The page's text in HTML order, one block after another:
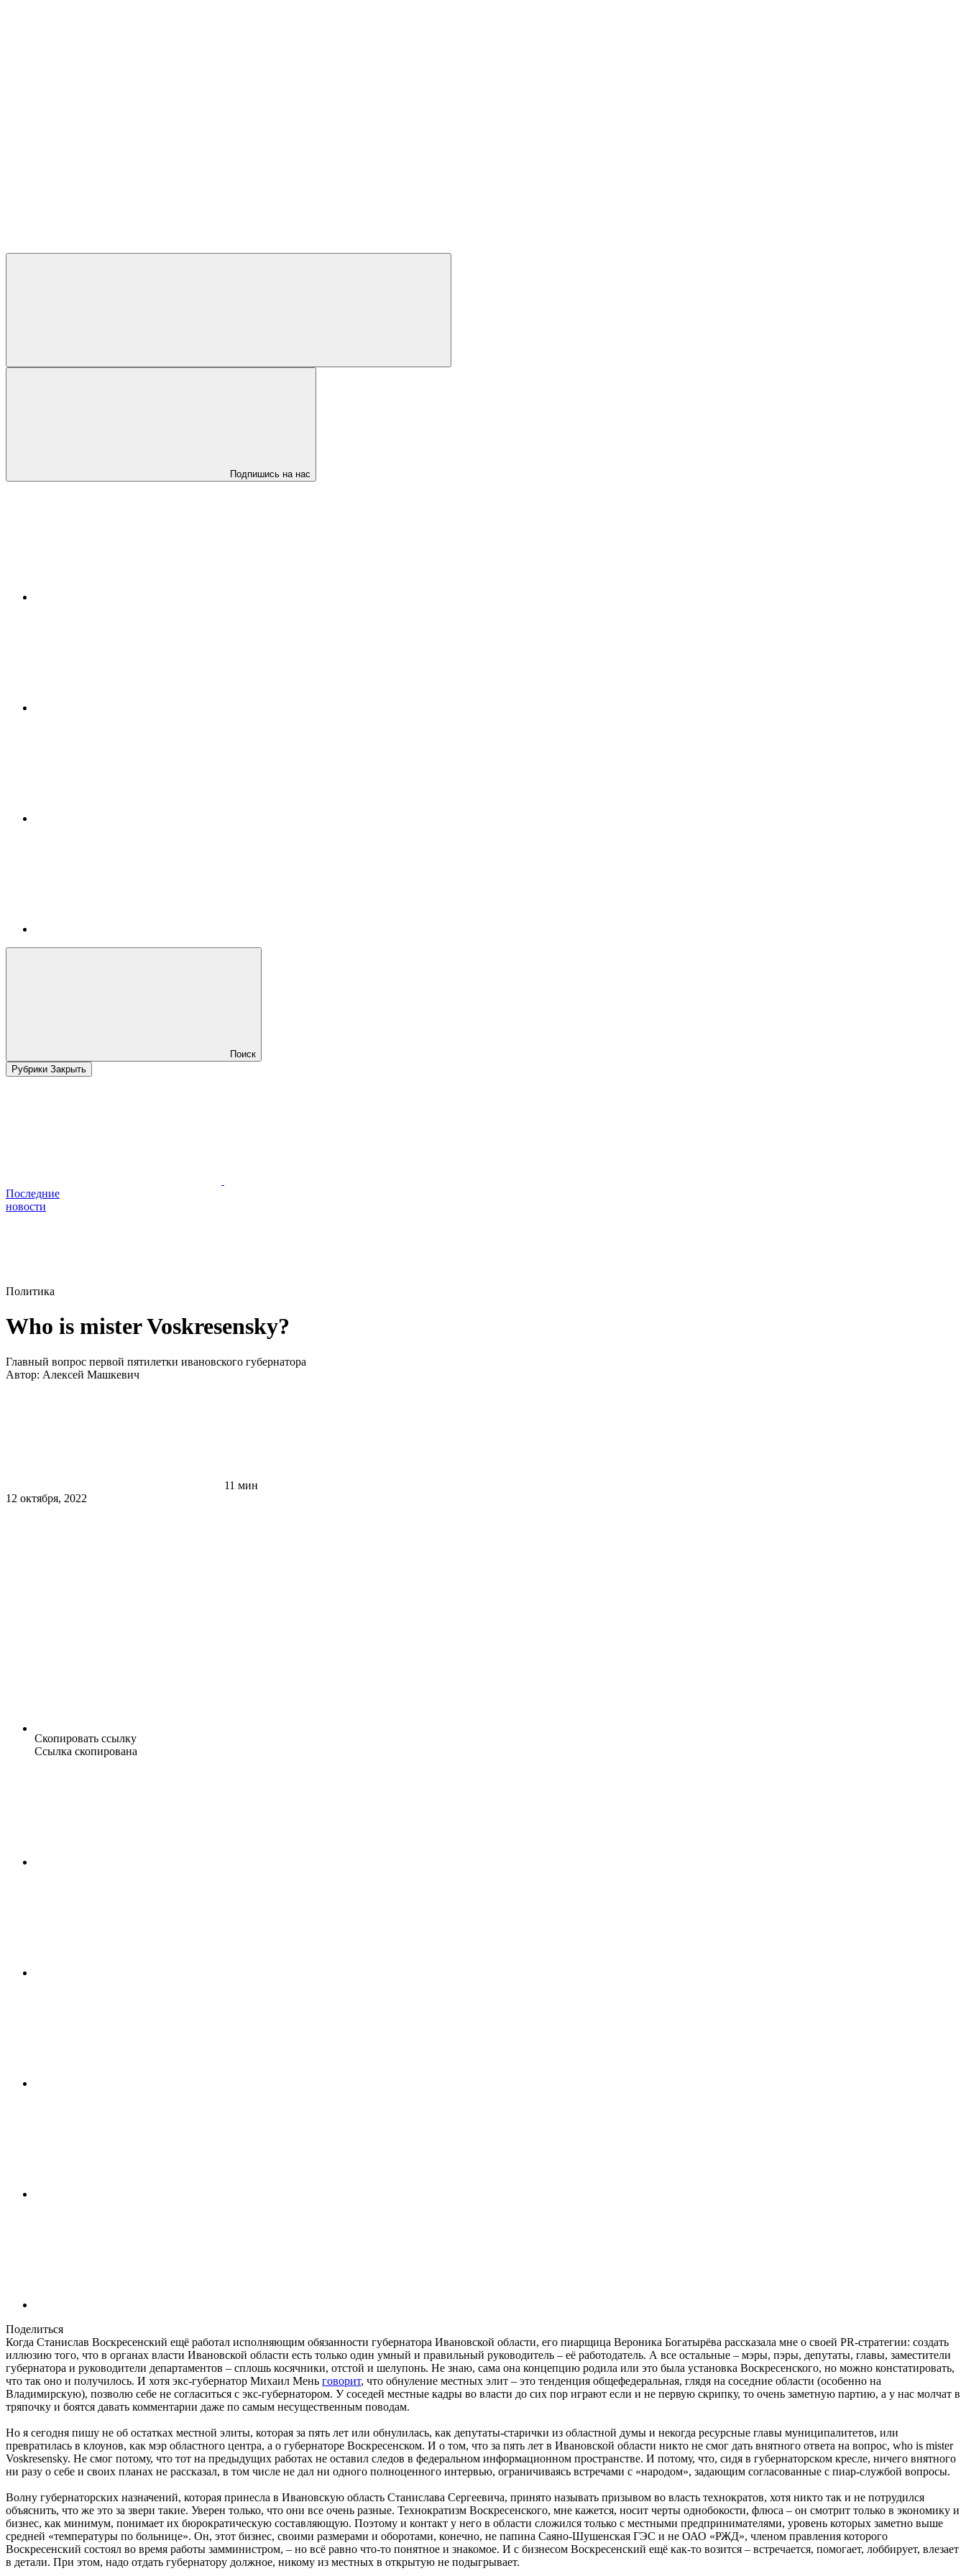
Подпишись на нас
Поиск
Рубрики Закрыть
Последние
новости
Политика
Who is mister Voskresensky?
Главный вопрос первой пятилетки ивановского губернатора
Автор: Алексей Машкевич
11 мин
12 октября, 2022
Скопировать ссылку
Ссылка скопирована
Поделиться
Когда Станислав Воскресенский ещё работал исполняющим обязанности губернатора Ивановской области, его пиарщица Вероника Богатырёва рассказала мне о своей PR-стратегии: создать
иллюзию того, что в органах власти Ивановской области есть только один умный и правильный руководитель – её работодатель. А все остальные – мэры, пэры, депутаты, главы, заместители
губернатора и руководители департаментов – сплошь косячники, отстой и шелупонь. Не знаю, сама она концепцию родила или это была установка Воскресенского, но можно констатировать,
что так оно и получилось. И хотя экс-губернатор Михаил Мень говорит, что обнуление местных элит – это тенденция общефедеральная, глядя на соседние области (особенно на
Владимирскую), позволю себе не согласиться с экс-губернатором. У соседей местные кадры во власти до сих пор играют если и не первую скрипку, то очень заметную партию, а у нас молчат в
тряпочку и боятся давать комментарии даже по самым несущественным поводам.
Но я сегодня пишу не об остатках местной элиты, которая за пять лет или обнулилась, как депутаты-старички из областной думы и некогда ресурсные главы муниципалитетов, или
превратилась в клоунов, как мэр областного центра, а о губернаторе Воскресенском. И о том, что за пять лет в Ивановской области никто не смог дать внятного ответа на вопрос, who is mister
Voskresensky. Не смог потому, что тот на предыдущих работах не оставил следов в федеральном информационном пространстве. И потому, что, сидя в губернаторском кресле, ничего внятного
ни разу о себе и своих планах не рассказал, в том числе не дал ни одного полноценного интервью, ограничиваясь встречами с «народом», задающим согласованные с пиар-службой вопросы.
Волну губернаторских назначений, которая принесла в Ивановскую область Станислава Сергеевича, принято называть призывом во власть технократов, хотя никто так и не потрудился
объяснить, что же это за звери такие. Уверен только, что они все очень разные. Технократизм Воскресенского, мне кажется, носит черты однобокости, флюса – он смотрит только в экономику и
бизнес, как минимум, понимает их бюрократическую составляющую. Поэтому и контакт у него в области сложился только с местными предпринимателями, уровень которых заметно выше
средней «температуры по больнице». Он, этот бизнес, своими размерами и оборотами, конечно, не папина Саяно-Шушенская ГЭС и не ОАО «РЖД», членом правления которого
Воскресенский состоял во время работы замминистром, – но всё равно что-то понятное и знакомое. И с бизнесом Воскресенский ещё как-то возится – встречается, помогает, лоббирует, влезает
в детали. При этом, надо отдать губернатору должное, никому из местных в открытую не подыгрывает.